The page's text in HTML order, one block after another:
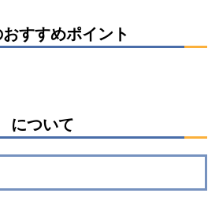
すすめポイント
について